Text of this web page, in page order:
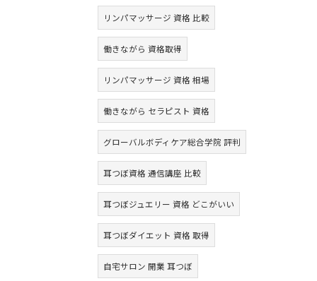
リンパマッサージ 資格 比較
働きながら 資格取得
リンパマッサージ 資格 相場
働きながら セラピスト 資格
グローバルボディケア総合学院 評判
耳つぼ資格 通信講座 比較
耳つぼジュエリー 資格 どこがいい
耳つぼダイエット 資格 取得
自宅サロン 開業 耳つぼ